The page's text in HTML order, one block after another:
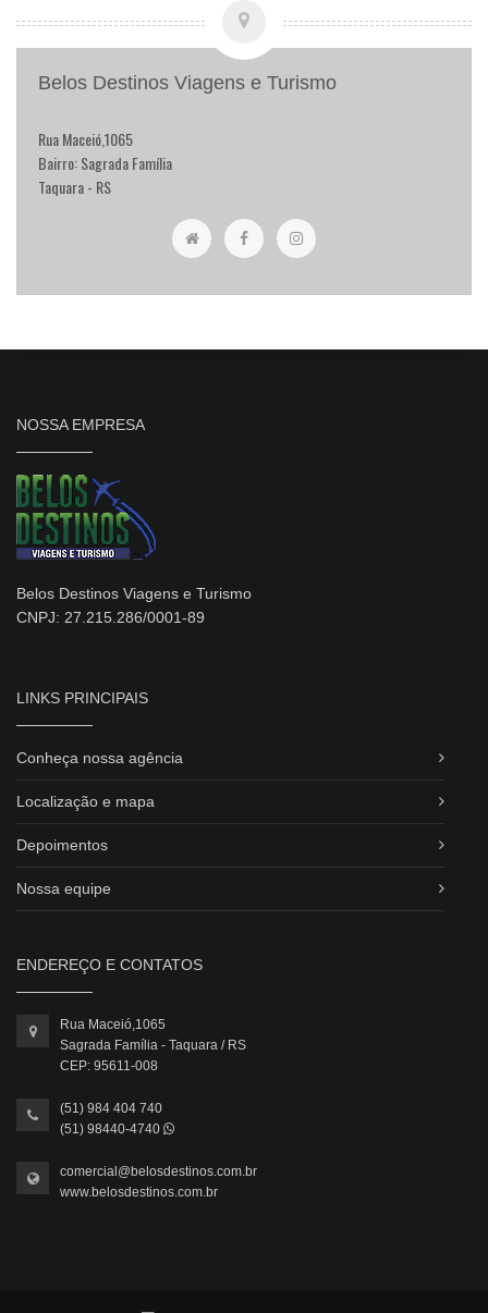
Belos Destinos Viagens e Turismo
Rua Maceió,1065
Bairro: Sagrada Família
Taquara - RS
NOSSA EMPRESA
Belos Destinos Viagens e Turismo
CNPJ: 27.215.286/0001-89
LINKS PRINCIPAIS
Conheça nossa agência
Localização e mapa
Depoimentos
Nossa equipe
ENDEREÇO E CONTATOS
Rua Maceió,1065
Sagrada Família - Taquara / RS
CEP: 95611-008
(51) 984 404 740
(51) 98440-4740
comercial@belosdestinos.com.br
www.belosdestinos.com.br